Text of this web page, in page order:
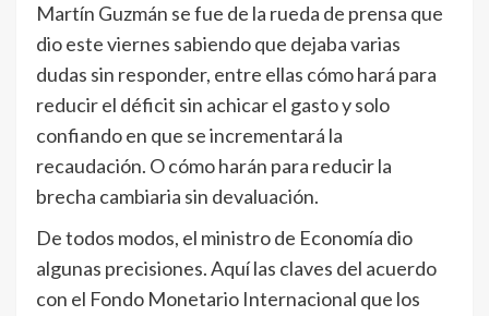
Martín Guzmán se fue de la rueda de prensa que
dio este viernes sabiendo que dejaba varias
dudas sin responder, entre ellas cómo hará para
reducir el déficit sin achicar el gasto y solo
confiando en que se incrementará la
recaudación. O cómo harán para reducir la
brecha cambiaria sin devaluación.
De todos modos, el ministro de Economía dio
algunas precisiones. Aquí las claves del acuerdo
con el Fondo Monetario Internacional que los